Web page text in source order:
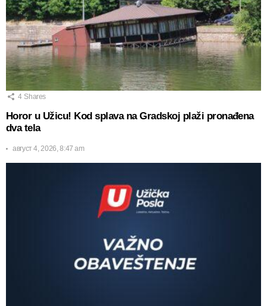
4 Shares
Horor u Užicu! Kod splava na Gradskoj plaži pronađena
dva tela
август 4, 2026, 8:47 am